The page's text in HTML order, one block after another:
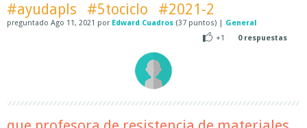
#ayudapls
#5tociclo #2021-2
preguntado Ago 11, 2021 por Edward Cuadros (37 puntos) | General
+1
0respuestas